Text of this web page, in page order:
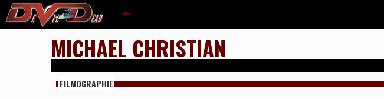
MICHAEL CHRISTIAN
FILMOGRAPHIE